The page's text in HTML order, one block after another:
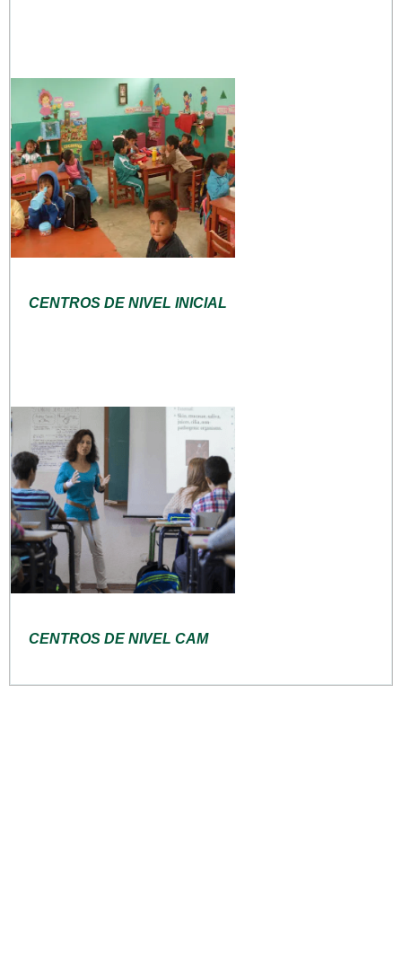
CENTROS DE NIVEL INICIAL
CENTROS DE NIVEL CAM